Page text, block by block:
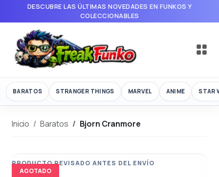
DESCUBRE LAS ÚLTIMAS NOVEDADES EN FUNKOS Y
COLECCIONABLES
BARATOS STRANGER THINGS MARVEL ANIME STAR
Inicio Baratos Bjorn Cranmore
AGOTADO